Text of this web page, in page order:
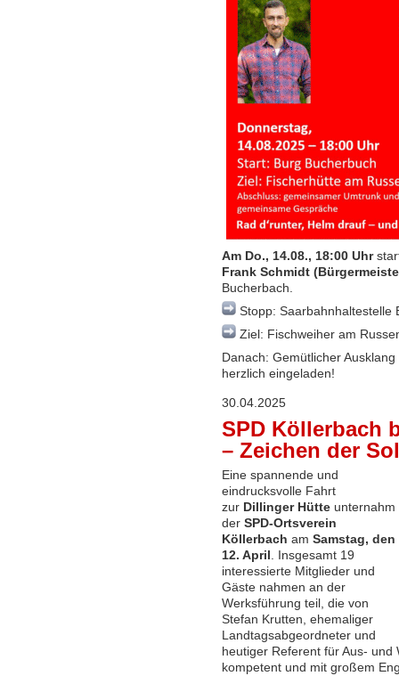
Am Do., 14.08., 18:00 Uhr
Frank Schmidt
Bucherbach.
Stopp: Saarbahnhaltestelle
Ziel: Fischweiher am
Danach: Gemütlicher
herzlich eingeladen!
30.04.2025
SPD Köllerbach
– Zeichen der
Eine spannende und
eindrucksvolle Fahrt
zur Dillinger Hütte unternahm
der SPD-Ortsverein
Köllerbach am Samstag, den
12. April . Insgesamt 19
interessierte Mitglieder und
Gäste nahmen an der
Werksführung teil, die von
Stefan Krutten, ehemaliger
Landtagsabgeordneter und
heutiger Referent für Aus-
kompetent und mit großem